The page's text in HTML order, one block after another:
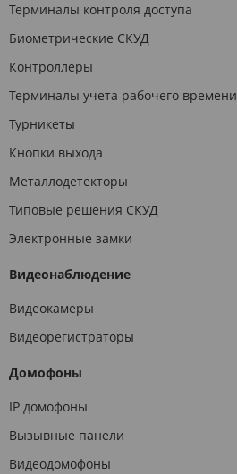
Терминалы контроля доступа
Биометрические СКУД
Контроллеры
Терминалы учета рабочего времени
Турникеты
Кнопки выхода
Металлодетекторы
Типовые решения СКУД
Электронные замки
Видеонаблюдение
Видеокамеры
Видеорегистраторы
Домофоны
IP домофоны
Вызывные панели
Видеодомофоны